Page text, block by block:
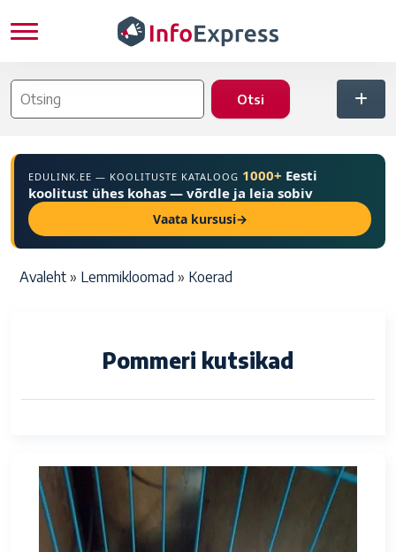
EDULINK.EE — KOOLITUSTE KATALOOG 1000+ Eesti
koolitust ühes kohas — võrdle ja leia sobiv
Vaata kursusi→
Leivapuru
Avaleht Lemmikloomad Koerad
Pommeri kutsikad